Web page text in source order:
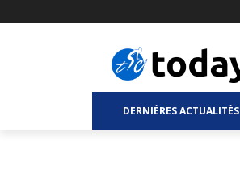
DERNIÈRES ACTUALITÉS